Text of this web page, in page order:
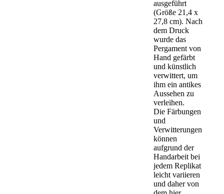
ausgeführt
(Größe 21,4 x
27,8 cm). Nach
dem Druck
wurde das
Pergament von
Hand gefärbt
und künstlich
verwittert, um
ihm ein antikes
Aussehen zu
verleihen.
Die Färbungen
und
Verwitterungen
können
aufgrund der
Handarbeit bei
jedem Replikat
leicht variieren
und daher von